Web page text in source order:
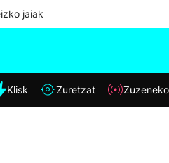
jaiak
Klisk Zuretzat